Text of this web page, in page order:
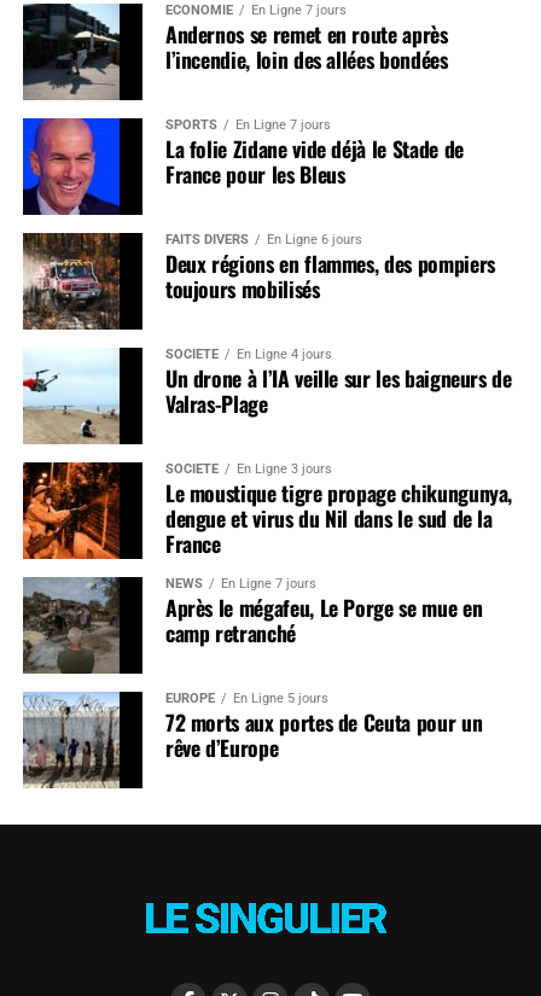
ÉCONOMIE En Ligne 7 jours
Andernos se remet en route après
l’incendie, loin des allées bondées
SPORTS En Ligne 7 jours
La folie Zidane vide déjà le Stade de
France pour les Bleus
FAITS DIVERS En Ligne 6 jours
Deux régions en flammes, des pompiers
toujours mobilisés
SOCIÉTÉ En Ligne 4 jours
Un drone à l’IA veille sur les baigneurs de
Valras-Plage
SOCIÉTÉ En Ligne 3 jours
Le moustique tigre propage chikungunya,
dengue et virus du Nil dans le sud de la
France
NEWS En Ligne 7 jours
Après le mégafeu, Le Porge se mue en
camp retranché
EUROPE En Ligne 5 jours
72 morts aux portes de Ceuta pour un
rêve d’Europe